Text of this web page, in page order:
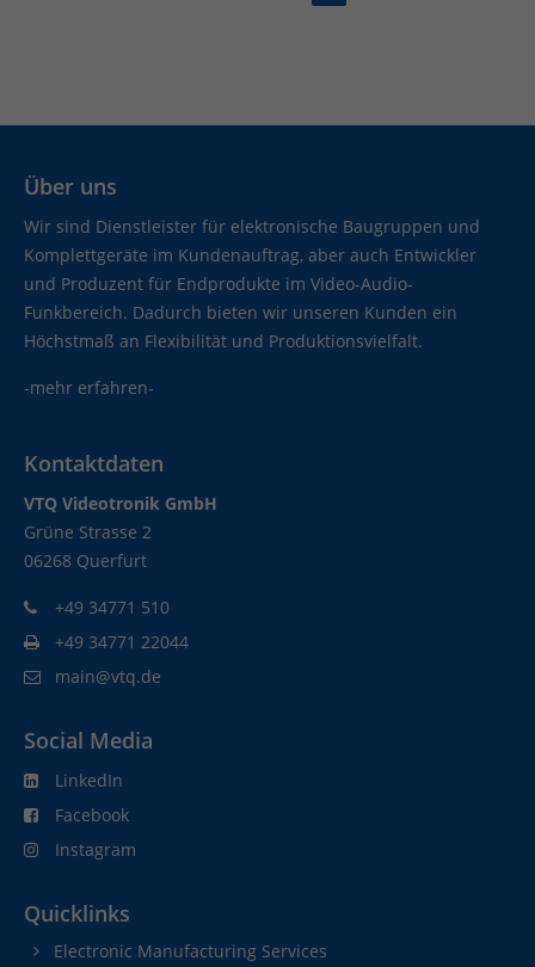
Über uns
Wir sind Dienstleister für elektronische Baugruppen und
Komplettgeräte im Kundenauftrag, aber auch Entwickler
und Produzent für Endprodukte im Video-Audio-
Funkbereich. Dadurch bieten wir unseren Kunden ein
Höchstmaß an Flexibilität und Produktionsvielfalt.
-mehr erfahren-
Kontaktdaten
VTQ Videotronik GmbH
Grüne Strasse 2
06268 Querfurt
+49 34771 510
+49 34771 22044
main@vtq.de
Social Media
LinkedIn
Facebook
Instagram
Quicklinks
Electronic Manufacturing Services